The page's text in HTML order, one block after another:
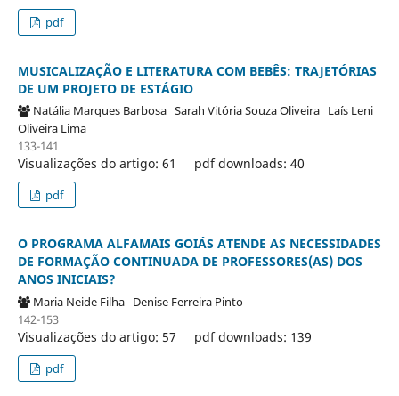
pdf
MUSICALIZAÇÃO E LITERATURA COM BEBÊS: TRAJETÓRIAS
DE UM PROJETO DE ESTÁGIO
Natália Marques Barbosa Sarah Vitória Souza Oliveira Laís Leni
Oliveira Lima
133-141
Visualizações do artigo: 61 pdf downloads: 40
pdf
O PROGRAMA ALFAMAIS GOIÁS ATENDE AS NECESSIDADES
DE FORMAÇÃO CONTINUADA DE PROFESSORES(AS) DOS
ANOS INICIAIS?
Maria Neide Filha Denise Ferreira Pinto
142-153
Visualizações do artigo: 57 pdf downloads: 139
pdf